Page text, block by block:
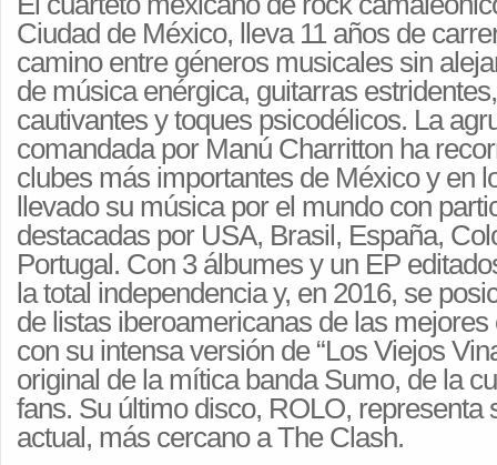
Ciudad de México, lleva 11 años de
camino entre géneros musicales sin
de música enérgica, guitarras
cautivantes y toques psicodélicos. La
comandada por Manú Charritton ha
clubes más importantes de México y en
llevado su música por el mundo con
destacadas por USA, Brasil, España,
Portugal. Con 3 álbumes y un EP
la total independencia y, en 2016, se
de listas iberoamericanas de las
con su intensa versión de “Los Viejos
original de la mítica banda Sumo, de la
fans. Su último disco, ROLO, representa
actual, más cercano a The Clash.